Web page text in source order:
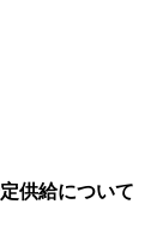
供給について